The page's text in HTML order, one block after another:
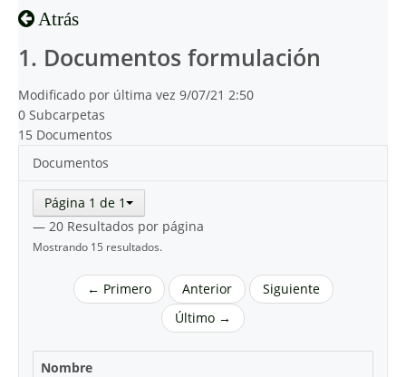
Atrás
1. Documentos formulación
Modificado por última vez 9/07/21 2:50
0 Subcarpetas
15 Documentos
Documentos
Página 1 de 1
— 20 Resultados por página
Mostrando 15 resultados.
← Primero Anterior
Siguiente
Último →
Nombre